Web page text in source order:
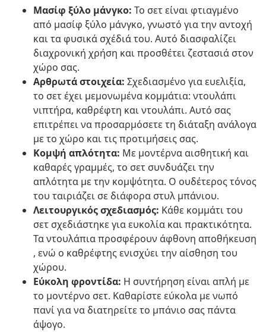
Μασίφ ξύλο μάνγκο: Το σετ είναι φτιαγμένο
από μασίφ ξύλο μάνγκο, γνωστό για την αντοχή
και τα φυσικά σχέδιά του. Αυτό διασφαλίζει
διαχρονική χρήση και προσθέτει ζεστασιά στον
χώρο σας.
Αρθρωτά στοιχεία: Σχεδιασμένο για ευελιξία,
το σετ έχει μεμονωμένα κομμάτια: ντουλάπι
νιπτήρα, καθρέφτη και ντουλάπι. Αυτό σας
επιτρέπει να προσαρμόσετε τη διάταξη ανάλογα
με το χώρο και τις προτιμήσεις σας.
Κομψή απλότητα: Με μοντέρνα αισθητική και
καθαρές γραμμές, το σετ συνδυάζει την
απλότητα με την κομψότητα. Ο ουδέτερος τόνος
του ταιριάζει σε διάφορα στυλ μπάνιου.
Λειτουργικός σχεδιασμός: Κάθε κομμάτι του
σετ σχεδιάστηκε για ευκολία και πρακτικότητα.
Τα ντουλάπια προσφέρουν άφθονη αποθήκευση
, ενώ ο καθρέφτης ενισχύει την αίσθηση του
χώρου.
Εύκολη φροντίδα: Η συντήρηση είναι απλή με
το μοντέρνο σετ. Καθαρίστε εύκολα με νωπό
πανί για να διατηρείτε το μπάνιο σας πάντα
άψογο.